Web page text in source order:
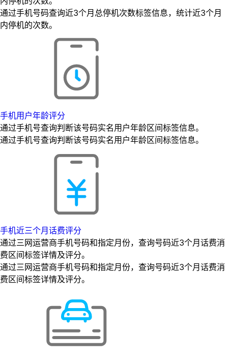
通过手机号码查询近3个月总停机次数标签信息，统计近3个月
内停机的次数。
手机用户年龄评分
通过手机号查询判断该号码实名用户年龄区间标签信息。
通过手机号查询判断该号码实名用户年龄区间标签信息。
手机近三个月话费评分
通过三网运营商手机号码和指定月份，查询号码近3个月话费消
费区间标签详情及评分。
通过三网运营商手机号码和指定月份，查询号码近3个月话费消
费区间标签详情及评分。